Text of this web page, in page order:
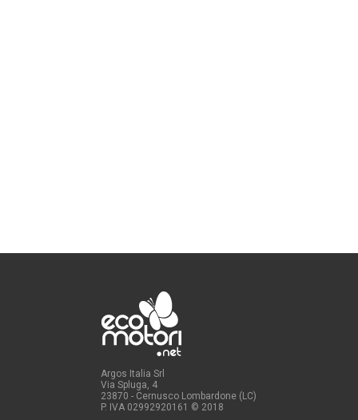
Argos Italia Srl
Via Spluga, 4
23870 - Cernusco Lombardone (LC)
P. IVA 02992920161 © 2018